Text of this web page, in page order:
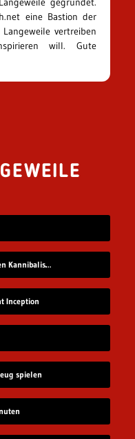
eine Bastion der
vertreiben
will. Gute
Die Geschichte des menschlichen Kannibalismus
Inception
spielen